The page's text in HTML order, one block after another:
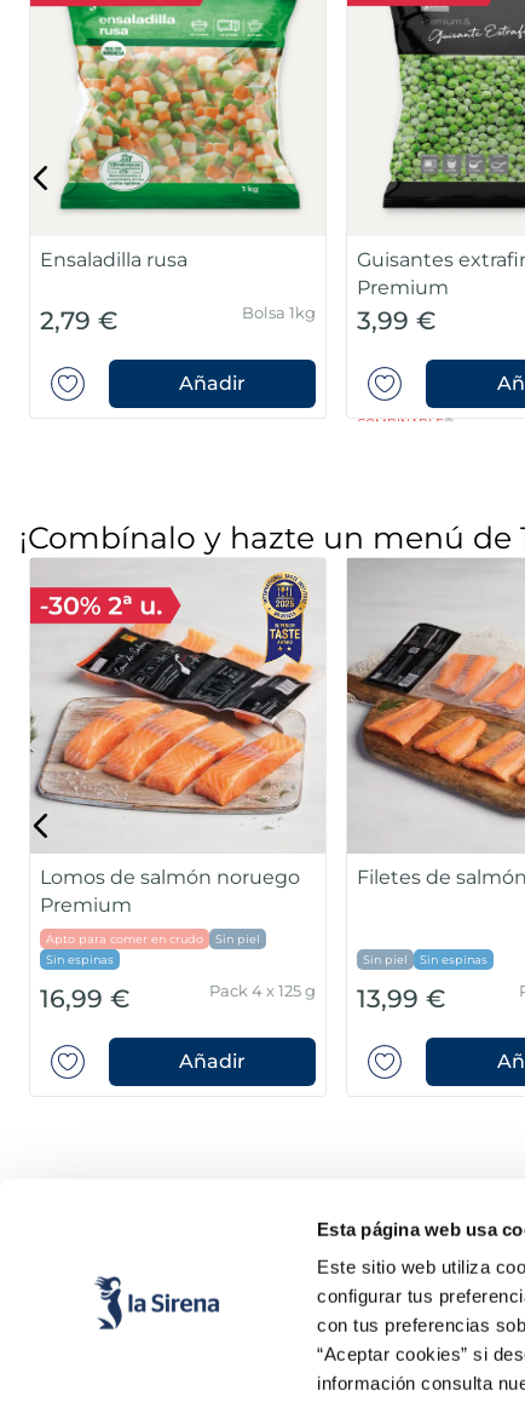
Esta página web usa
Este sitio web utiliza
configurar tus
con tus preferencias
“Aceptar cookies” si
información consulta
Ensaladilla rusa
2,79 € Bolsa 1kg
Añadir
Guisantes
Premium
3,99 €
COMBINABLE
¡Combínalo y hazte un menú de
Lomos de salmón noruego
Premium
Apto para comer en crudo
Sin piel
Sin espinas
16,99 € Pack 4 x 125 g
Añadir
Filetes de
Sin piel Sin espinas
13,99 €
Conócenos